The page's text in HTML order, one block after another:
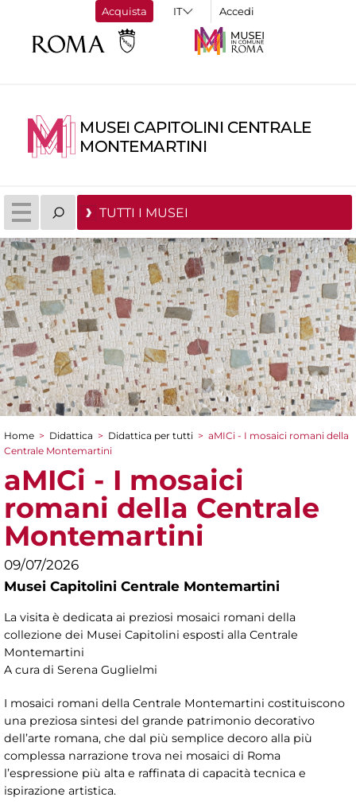
Acquista Accedi
MUSEI CAPITOLINI CENTRALE
MONTEMARTINI
TUTTI I MUSEI
Tu sei qui
Home > Didattica > Didattica per tutti > aMICi - I mosaici romani della
Centrale Montemartini
aMICi - I mosaici
romani della Centrale
Montemartini
09/07/2026
Musei Capitolini Centrale Montemartini
La visita è dedicata ai preziosi mosaici romani della
collezione dei Musei Capitolini esposti alla Centrale
Montemartini
A cura di Serena Guglielmi
I mosaici romani della Centrale Montemartini costituiscono
una preziosa sintesi del grande patrimonio decorativo
dell’arte romana, che dal più semplice decoro alla più
complessa narrazione trova nei mosaici di Roma
l’espressione più alta e raffinata di capacità tecnica e
ispirazione artistica.